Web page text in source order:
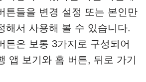
튼들을 변경 설정 또는 본인만
해서 사용해 볼 수 있습니다.
튼은 보통 3가지로 구성되어
앱 보기와 홈 버튼, 뒤로 가기